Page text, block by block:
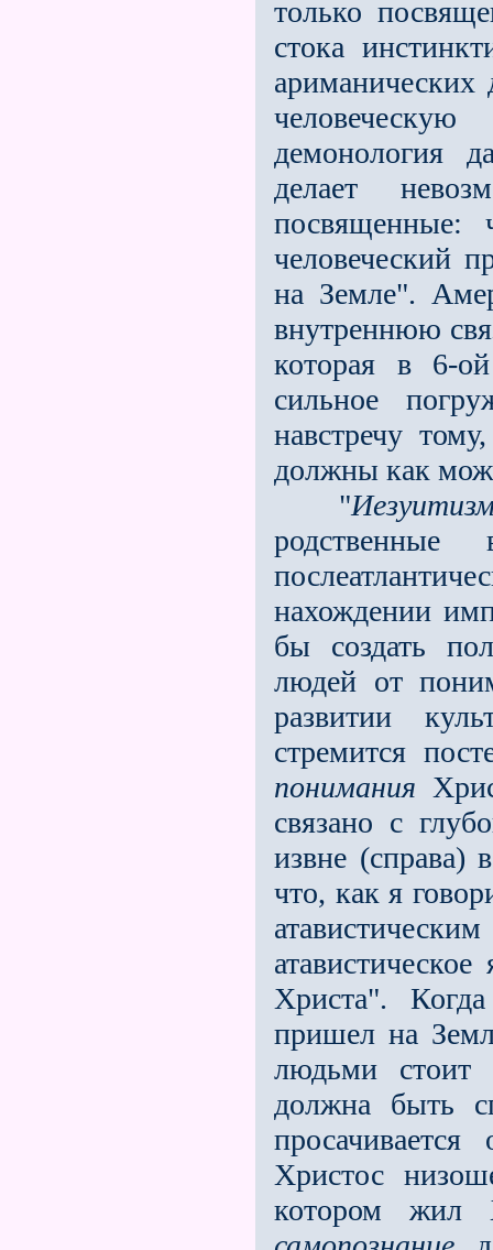
только
стока
демонология
делает
посвященные:
человече­ский
на Земле".
внутреннюю
которая в 6-
сильное
навстречу
должны как
"
нахождении
бы соз­дать
людей от
развитии
стремится
понимания
связано с
извне (справа)
что, как я
Христа".
пришел на
людьми стоит
должна быть
Христос
котором жил